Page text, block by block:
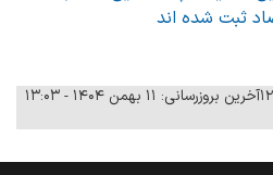
ثبت شده اند
آخرین بروزرسانی: ۱۱ بهمن ۱۴۰۴ - ۱۳:۰۳